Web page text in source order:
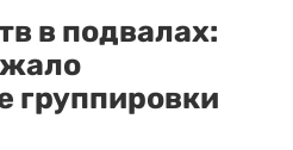
в подвалах:
группировки